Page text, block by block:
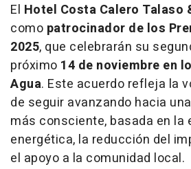
El Hotel Costa Calero Talaso
como patrocinador de los
2025, que celebrarán su
próximo 14 de noviembre en
Agua. Este acuerdo refleja la
de seguir avanzando hacia
más consciente, basada en la
energética, la reducción del
el apoyo a la comunidad local.